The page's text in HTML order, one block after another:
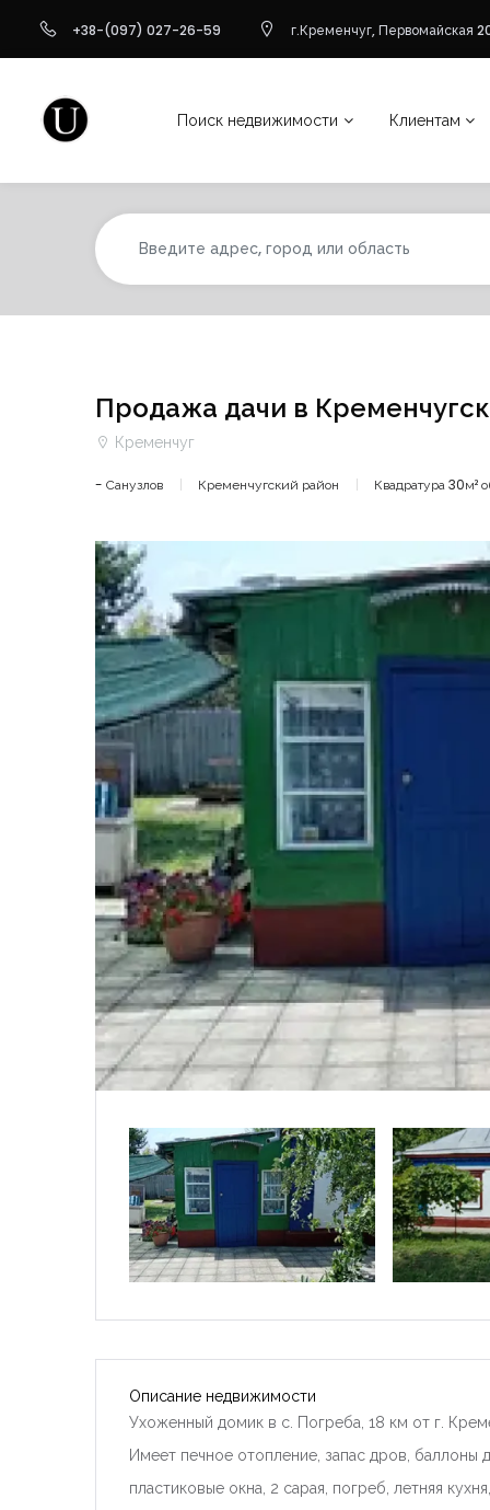
+38-(097) 027-26-59 г.Кременчуг, Первомайская
Поиск недвижимости Клиентам
Продажа дачи в
Кременчуг
- Санузлов Кременчугский район Квадратура 30м²
Описание недвижимости
Ухоженный домик в с. Погреба, 18 км от г.
Имеет печное отопление, запас дров, баллоны
пластиковые окна, 2 сарая, погреб, летняя